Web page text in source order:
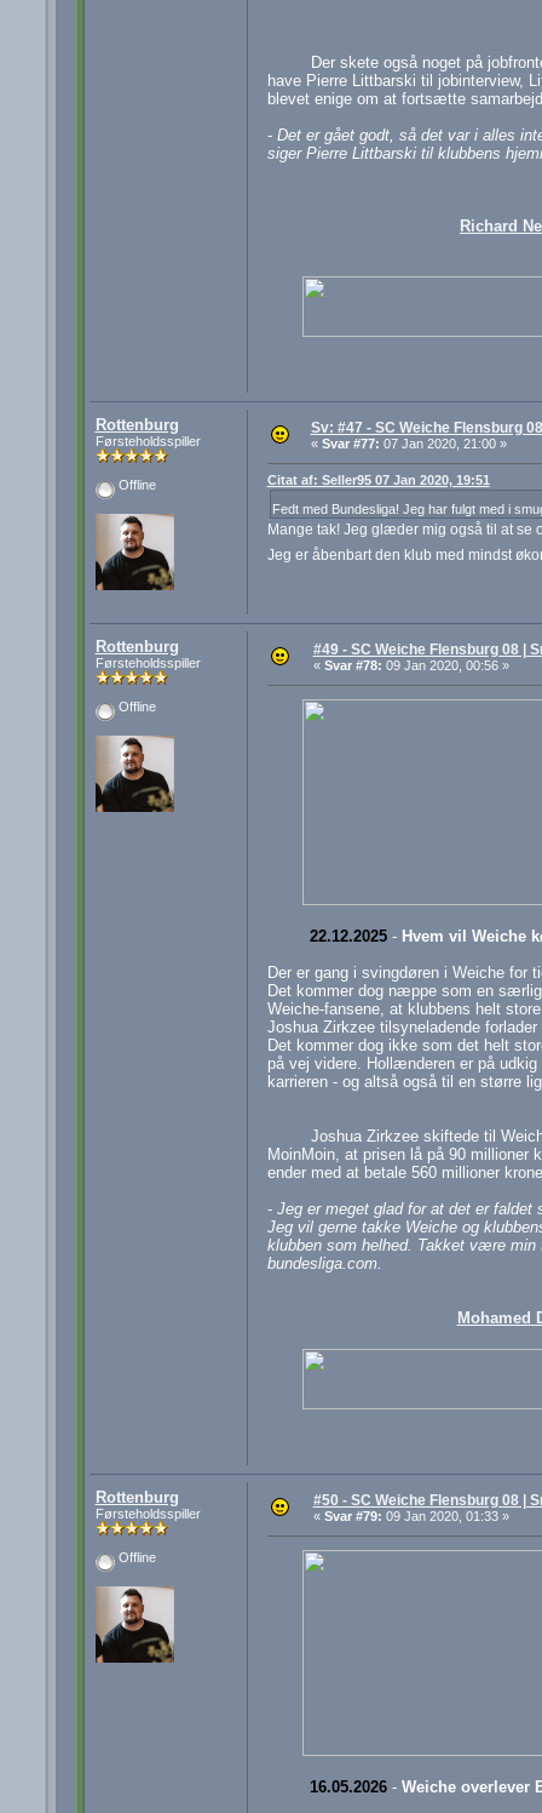
Der skete også noget på
have Pierre Littbarski til jobinterview,
blevet enige om at fortsætte
- Det er gået godt, så det var i alles
siger Pierre Littbarski til klubbens
Richard
Rottenburg
Førsteholdsspiller
Offline
Sv: #47 - SC Weiche Flensburg
« Svar #77: 07 Jan 2020, 21:00 »
Citat af: Seller95 07 Jan 2020, 19:51
Fedt med Bundesliga! Jeg har fulgt med i
Mange tak! Jeg glæder mig også til at
Jeg er åbenbart den klub med mindst
Rottenburg
Førsteholdsspiller
Offline
#49 - SC Weiche Flensburg 08 |
« Svar #78: 09 Jan 2020, 00:56 »
22.12.2025- Hvem vil Weiche
Der er gang i svingdøren i Weiche for
Det kommer dog næppe som en
Weiche-fansene, at klubbens helt
Joshua Zirkzee tilsyneladende forlader
Det kommer dog ikke som det helt
på vej videre. Hollænderen er på
karrieren - og altså også til en større
Joshua Zirkzee skiftede til
MoinMoin, at prisen lå på 90 millioner
ender med at betale 560 millioner
- Jeg er meget glad for at det er
Jeg vil gerne takke Weiche og
klubben som helhed. Takket være
bundesliga.com.
Mohamed
Rottenburg
Førsteholdsspiller
Offline
#50 - SC Weiche Flensburg 08 |
« Svar #79: 09 Jan 2020, 01:33 »
16.05.2026- Weiche overlever